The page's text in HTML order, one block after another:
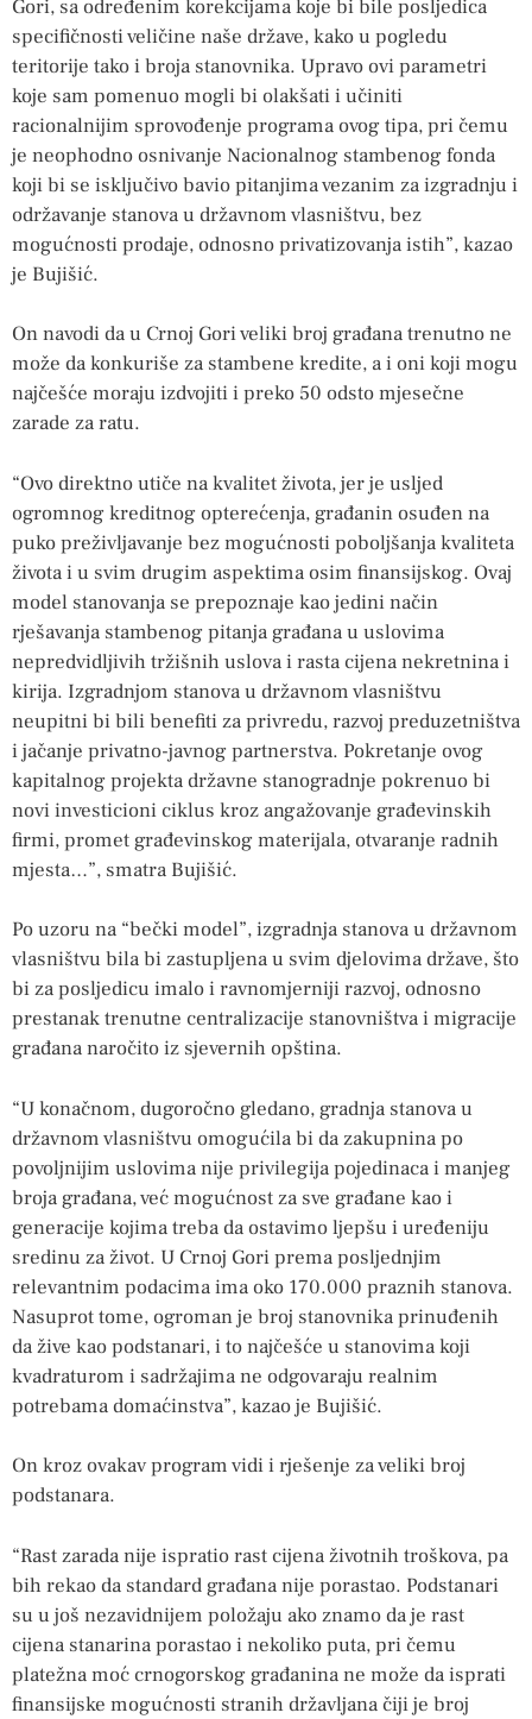
Gori, sa određenim korekcijama koje bi bile posljedica
specifičnosti veličine naše države, kako u pogledu
teritorije tako i broja stanovnika. Upravo ovi parametri
koje sam pomenuo mogli bi olakšati i učiniti
racionalnijim sprovođenje programa ovog tipa, pri čemu
je neophodno osnivanje Nacionalnog stambenog fonda
koji bi se isključivo bavio pitanjima vezanim za izgradnju i
održavanje stanova u državnom vlasništvu, bez
mogućnosti prodaje, odnosno privatizovanja istih”, kazao
je Bujišić.
On navodi da u Crnoj Gori veliki broj građana trenutno ne
može da konkuriše za stambene kredite, a i oni koji mogu
najčešće moraju izdvojiti i preko 50 odsto mjesečne
zarade za ratu.
“Ovo direktno utiče na kvalitet života, jer je usljed
ogromnog kreditnog opterećenja, građanin osuđen na
puko preživljavanje bez mogućnosti poboljšanja kvaliteta
života i u svim drugim aspektima osim finansijskog. Ovaj
model stanovanja se prepoznaje kao jedini način
rješavanja stambenog pitanja građana u uslovima
nepredvidljivih tržišnih uslova i rasta cijena nekretnina i
kirija. Izgradnjom stanova u državnom vlasništvu
neupitni bi bili benefiti za privredu, razvoj preduzetništva
i jačanje privatno-javnog partnerstva. Pokretanje ovog
kapitalnog projekta državne stanogradnje pokrenuo bi
novi investicioni ciklus kroz angažovanje građevinskih
firmi, promet građevinskog materijala, otvaranje radnih
mjesta…”, smatra Bujišić.
Po uzoru na “bečki model”, izgradnja stanova u državnom
vlasništvu bila bi zastupljena u svim djelovima države, što
bi za posljedicu imalo i ravnomjerniji razvoj, odnosno
prestanak trenutne centralizacije stanovništva i migracije
građana naročito iz sjevernih opština.
“U konačnom, dugoročno gledano, gradnja stanova u
državnom vlasništvu omogućila bi da zakupnina po
povoljnijim uslovima nije privilegija pojedinaca i manjeg
broja građana, već mogućnost za sve građane kao i
generacije kojima treba da ostavimo ljepšu i uređeniju
sredinu za život. U Crnoj Gori prema posljednjim
relevantnim podacima ima oko 170.000 praznih stanova.
Nasuprot tome, ogroman je broj stanovnika prinuđenih
da žive kao podstanari, i to najčešće u stanovima koji
kvadraturom i sadržajima ne odgovaraju realnim
potrebama domaćinstva”, kazao je Bujišić.
On kroz ovakav program vidi i rješenje za veliki broj
podstanara.
“Rast zarada nije ispratio rast cijena životnih troškova, pa
bih rekao da standard građana nije porastao. Podstanari
su u još nezavidnijem položaju ako znamo da je rast
cijena stanarina porastao i nekoliko puta, pri čemu
platežna moć crnogorskog građanina ne može da isprati
finansijske mogućnosti stranih državljana čiji je broj